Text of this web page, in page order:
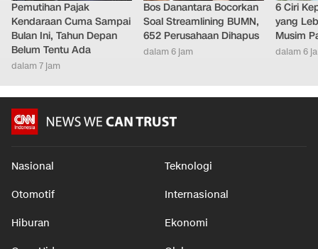
Pemutihan Pajak
Kendaraan Cuma Sampai
Bulan Ini, Tahun Depan
Belum Tentu Ada
dalam 7 jam
Bos Danantara Bocorkan
Soal Streamlining BUMN,
652 Perusahaan Dihapus
dalam 6 jam
6 Ciri
yang
Musim
dalam 6
Nasional Teknologi
Otomotif Internasional
Hiburan Ekonomi